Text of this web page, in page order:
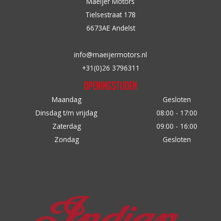
Tielsestraat 178
6673AE Andelst
info@maeijermotors.nl
+31(0)26 3796311
Openingstijden
Maandag
Gesloten
Dinsdag t/m vrijdag
08:00 - 17:00
Zaterdag
09:00 - 16:00
Zondag
Gesloten